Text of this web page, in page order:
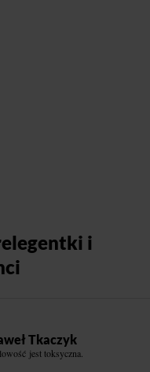
i
Tkaczyk
jest toksyczna.